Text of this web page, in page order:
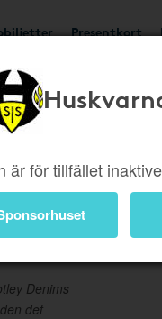
Presentkort
är för tillfället
Denims
det